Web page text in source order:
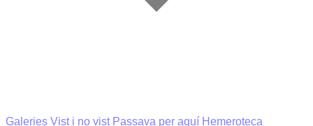
Galeries Vist i no vist Passava per aquí Hemeroteca